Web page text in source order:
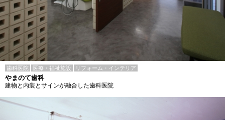
歯科医院 医療・福祉施設 リフォーム・インテリア
やまのて歯科
建物と内装とサインが融合した歯科医院